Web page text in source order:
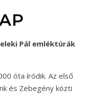
óta íródik. Az első
és Zebegény közti